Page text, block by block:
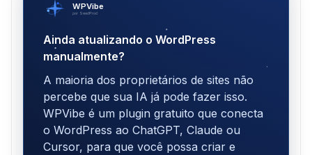
WPVibe
por SeedProd
Ainda atualizando o WordPress
manualmente?
A maioria dos proprietários de sites não
percebe que sua IA já pode fazer isso.
WPVibe é um plugin gratuito que conecta
o WordPress ao ChatGPT, Claude ou
Cursor, para que você possa criar e